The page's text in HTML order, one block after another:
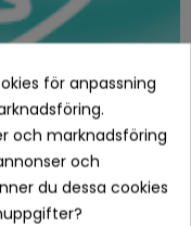
för anpassning
och marknadsföring
och
du dessa cookies